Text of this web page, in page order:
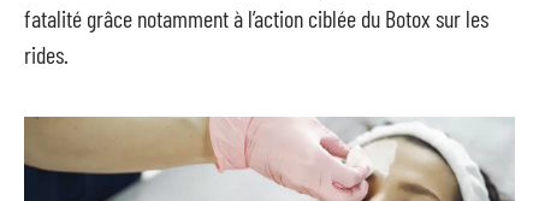
fatalité grâce notamment à l’action ciblée du Botox sur les
rides.